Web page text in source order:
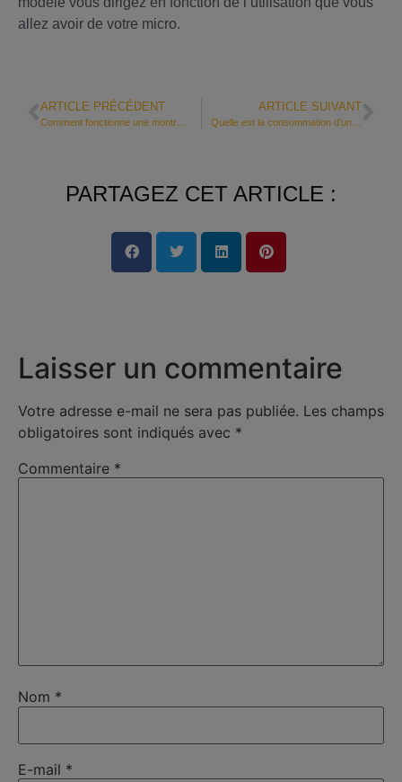
allez avoir de votre micro.
ARTICLE PRÉCÉDENT ARTICLE SUIVANT
Quelle est la consommation d’un téléviseur ?
PARTAGEZ CET ARTICLE :
Laisser un commentaire
Votre adresse e-mail ne sera pas publiée. Les champs
obligatoires sont indiqués avec *
Commentaire *
Nom *
E-mail *